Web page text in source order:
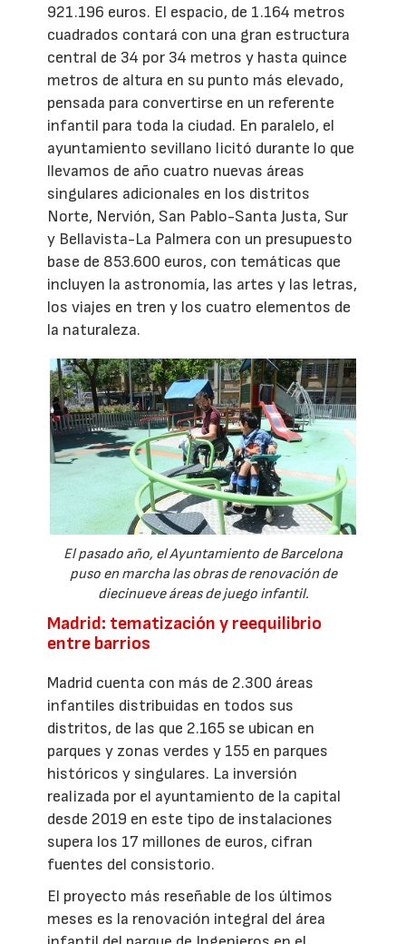
921.196 euros. El espacio, de 1.164 metros
cuadrados contará con una gran estructura
central de 34 por 34 metros y hasta quince
metros de altura en su punto más elevado,
pensada para convertirse en un referente
infantil para toda la ciudad. En paralelo, el
ayuntamiento sevillano licitó durante lo que
llevamos de año cuatro nuevas áreas
singulares adicionales en los distritos
Norte, Nervión, San Pablo-Santa Justa, Sur
y Bellavista-La Palmera con un presupuesto
base de 853.600 euros, con temáticas que
incluyen la astronomía, las artes y las letras,
los viajes en tren y los cuatro elementos de
la naturaleza.
El pasado año, el Ayuntamiento de Barcelona
puso en marcha las obras de renovación de
diecinueve áreas de juego infantil.
Madrid: tematización y reequilibrio
entre barrios
Madrid cuenta con más de 2.300 áreas
infantiles distribuidas en todos sus
distritos, de las que 2.165 se ubican en
parques y zonas verdes y 155 en parques
históricos y singulares. La inversión
realizada por el ayuntamiento de la capital
desde 2019 en este tipo de instalaciones
supera los 17 millones de euros, cifran
fuentes del consistorio.
El proyecto más reseñable de los últimos
meses es la renovación integral del área